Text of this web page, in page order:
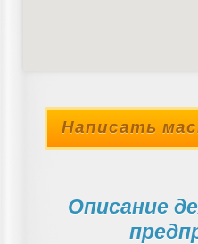
Написать
Описание